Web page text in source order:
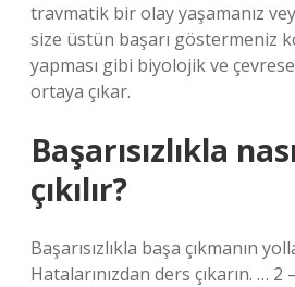
travmatik bir olay yaşamanız
size üstün başarı göstermeniz
yapması gibi biyolojik ve
ortaya çıkar.
Başarısızlıkla
çıkılır?
Başarısızlıkla başa çıkmanın
Hatalarınızdan ders çıkarın. …